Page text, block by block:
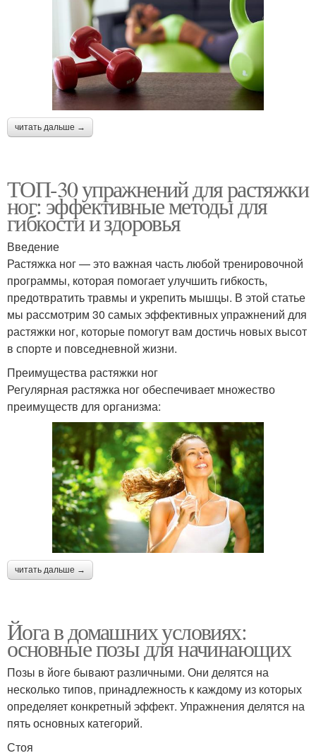
читать дальше →
ТОП-30 упражнений для растяжки
ног: эффективные методы для
гибкости и здоровья
Введение
Растяжка ног — это важная часть любой тренировочной
программы, которая помогает улучшить гибкость,
предотвратить травмы и укрепить мышцы. В этой статье
мы рассмотрим 30 самых эффективных упражнений для
растяжки ног, которые помогут вам достичь новых высот
в спорте и повседневной жизни.
Преимущества растяжки ног
Регулярная растяжка ног обеспечивает множество
преимуществ для организма:
читать дальше →
Йога в домашних условиях:
основные позы для начинающих
Позы в йоге бывают различными. Они делятся на
несколько типов, принадлежность к каждому из которых
определяет конкретный эффект. Упражнения делятся на
пять основных категорий.
Стоя